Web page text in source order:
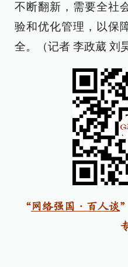
不断翻新，需要全社
验和优化管理，以保
全。（记者 李政葳 刘
“网络强国·百人谈